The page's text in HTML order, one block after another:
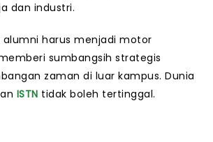
dan industri.
alumni harus menjadi motor
sumbangsih strategis
zaman di luar kampus. Dunia
ISTN tidak boleh tertinggal.